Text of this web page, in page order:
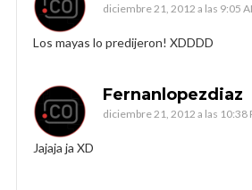
diciembre 21, 2012 a las 9:05
Los mayas lo predijeron! XDDDD
Fernanlopezdiaz
diciembre 21, 2012 a las 10:38
Jajaja ja XD